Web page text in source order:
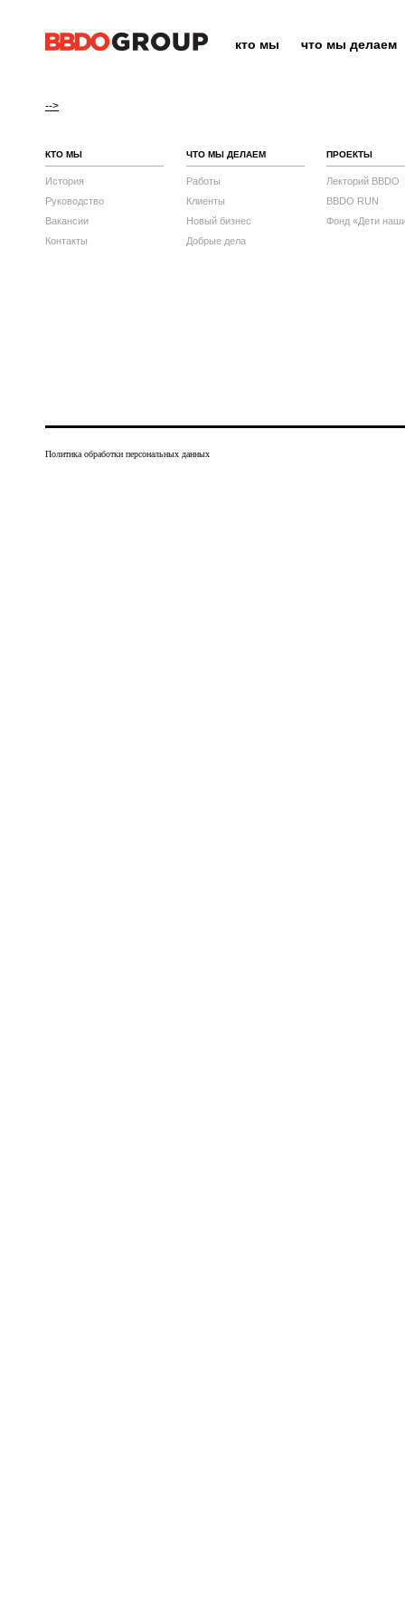
кто мы что мы делаем
-->
КТО МЫ
История
Руководство
Вакансии
Контакты
ЧТО МЫ ДЕЛАЕМ
Работы
Клиенты
Новый бизнес
Добрые дела
ПРОЕКТЫ
Лекторий BBDO
BBDO RUN
Фонд «Дети
Политика обработки персональных данных